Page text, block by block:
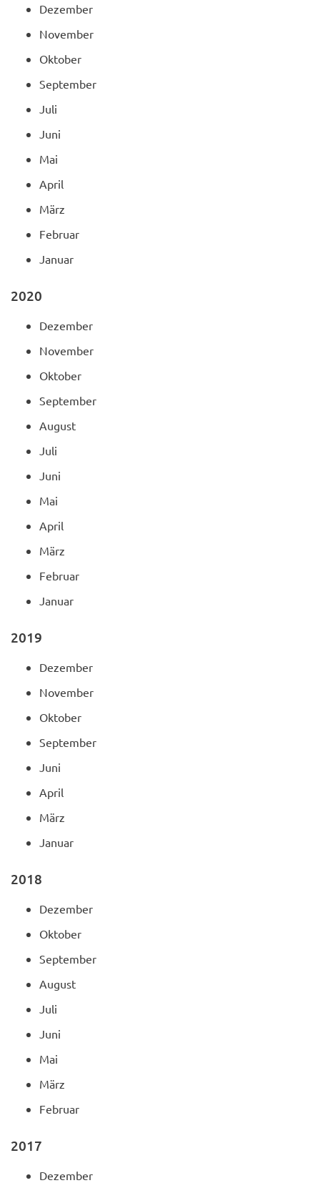
Dezember
November
Oktober
September
Juli
Juni
Mai
April
März
Februar
Januar
2020
Dezember
November
Oktober
September
August
Juli
Juni
Mai
April
März
Februar
Januar
2019
Dezember
November
Oktober
September
Juni
April
März
Januar
2018
Dezember
Oktober
September
August
Juli
Juni
Mai
März
Februar
2017
Dezember